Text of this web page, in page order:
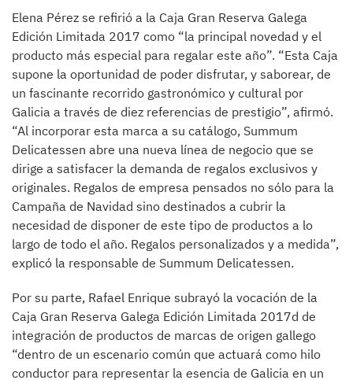
Elena Pérez se refirió a la Caja Gran Reserva Galega
Edición Limitada 2017 como “la principal novedad y el
producto más especial para regalar este año”. “Esta Caja
supone la oportunidad de poder disfrutar, y saborear, de
un fascinante recorrido gastronómico y cultural por
Galicia a través de diez referencias de prestigio”, afirmó.
“Al incorporar esta marca a su catálogo, Summum
Delicatessen abre una nueva línea de negocio que se
dirige a satisfacer la demanda de regalos exclusivos y
originales. Regalos de empresa pensados no sólo para la
Campaña de Navidad sino destinados a cubrir la
necesidad de disponer de este tipo de productos a lo
largo de todo el año. Regalos personalizados y a medida”,
explicó la responsable de Summum Delicatessen.
Por su parte, Rafael Enrique subrayó la vocación de la
Caja Gran Reserva Galega Edición Limitada 2017d de
integración de productos de marcas de origen gallego
“dentro de un escenario común que actuará como hilo
conductor para representar la esencia de Galicia en un